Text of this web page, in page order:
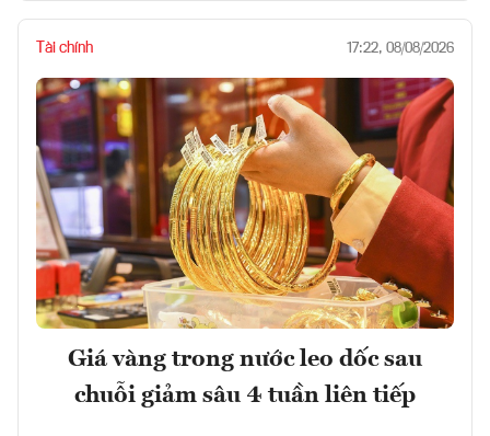
Tài chính 17:22, 08/08/2026
Giá vàng trong nước leo dốc sau
chuỗi giảm sâu 4 tuần liên tiếp